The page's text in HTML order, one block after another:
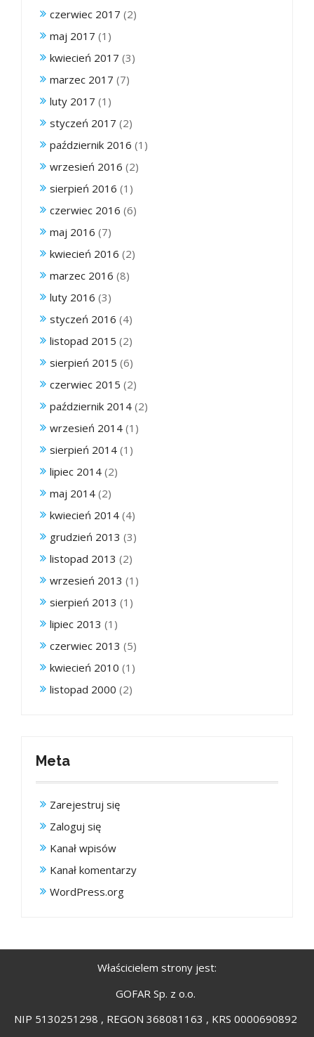
czerwiec 2017 (2)
maj 2017 (1)
kwiecień 2017 (3)
marzec 2017 (7)
luty 2017 (1)
styczeń 2017 (2)
październik 2016 (1)
wrzesień 2016 (2)
sierpień 2016 (1)
czerwiec 2016 (6)
maj 2016 (7)
kwiecień 2016 (2)
marzec 2016 (8)
luty 2016 (3)
styczeń 2016 (4)
listopad 2015 (2)
sierpień 2015 (6)
czerwiec 2015 (2)
październik 2014 (2)
wrzesień 2014 (1)
sierpień 2014 (1)
lipiec 2014 (2)
maj 2014 (2)
kwiecień 2014 (4)
grudzień 2013 (3)
listopad 2013 (2)
wrzesień 2013 (1)
sierpień 2013 (1)
lipiec 2013 (1)
czerwiec 2013 (5)
kwiecień 2010 (1)
listopad 2000 (2)
Meta
Zarejestruj się
Zaloguj się
Kanał wpisów
Kanał komentarzy
WordPress.org
Właścicielem strony jest:
GOFAR Sp. z o.o.
NIP 5130251298 , REGON 368081163 , KRS 0000690892